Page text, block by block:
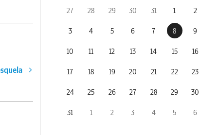
27 28 29 30 31 1 2
3 4 5 6 7 8 9
10 11 12 13 14 15 16
17 18 19 20 21 22 23
24 25 26 27 28 29 30
31 1 2 3 4 5 6